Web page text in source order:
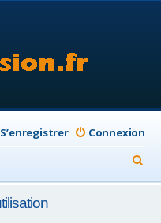
Connexion
S’enregistrer
e